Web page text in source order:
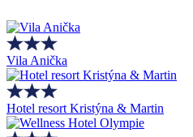
Vila Anička
Hotel resort Kristýna & Martin